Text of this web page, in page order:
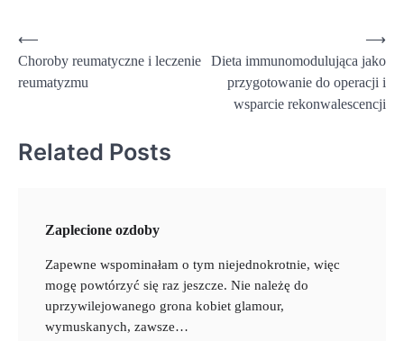
Nawigacja
wpisu
⟵
Choroby reumatyczne i leczenie
reumatyzmu
Dieta immunomodulująca jako
przygotowanie do operacji i
wsparcie rekonwalescencji
⟶
Related Posts
Zaplecione ozdoby
Zapewne wspominałam o tym niejednokrotnie, więc
mogę powtórzyć się raz jeszcze. Nie należę do
uprzywilejowanego grona kobiet glamour,
wymuskanych, zawsze…